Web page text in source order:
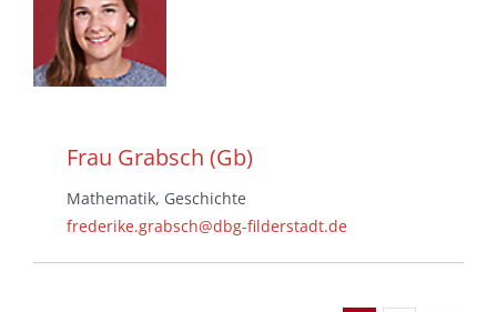
Frau Grabsch (Gb)
Mathematik, Geschichte
frederike.grabsch@dbg-filderstadt.de